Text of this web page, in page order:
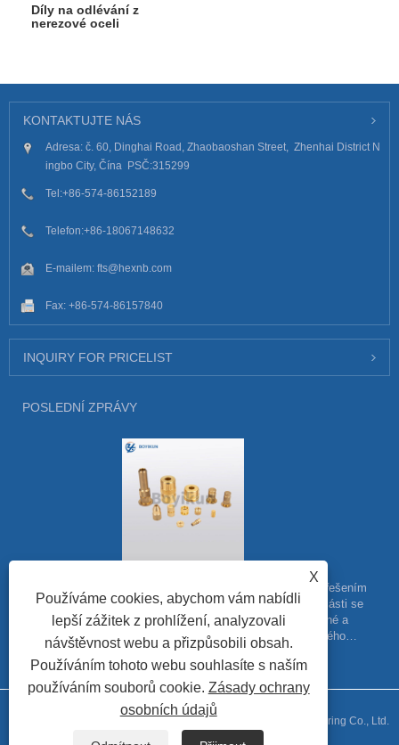
Díly na odlévání z
nerezové oceli
KONTAKTUJTE NÁS
Adresa: č. 60, Dinghai Road, Zhaobaoshan Street, Zhenhai District N
ingbo City, Čína PSČ:315299
Tel:+86-574-86152189
Telefon:+86-18067148632
E-mailem: fts@hexnb.com
Fax: +86-574-86157840
INQUIRY FOR PRICELIST
POSLEDNÍ ZPRÁVY
Vroubkované vložky jsou široce používaným upevňovacím řešením
v různých průmyslových odvětvích. Tyto malé kovové součásti se
závitem jsou navrženy tak, aby poskytovaly pevné, odolné a
spolehlivé spojení pro řadu aplikací, včetně automobilového
průmyslu, letectví, elektroniky a dalších.
Copyright © 2024 Ningbo Boyikun Precision Hardware Manufacturing Co., Ltd.
Všechna práva vyhrazena.
X
Používáme cookies, abychom vám nabídli
lepší zážitek z prohlížení, analyzovali
návštěvnost webu a přizpůsobili obsah.
Používáním tohoto webu souhlasíte s naším
používáním souborů cookie. Zásady ochrany
osobních údajů